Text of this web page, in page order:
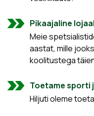
Pikaajaline
Meie
aastat, mille
koolitustega
Toetame sporti
Hiljuti oleme